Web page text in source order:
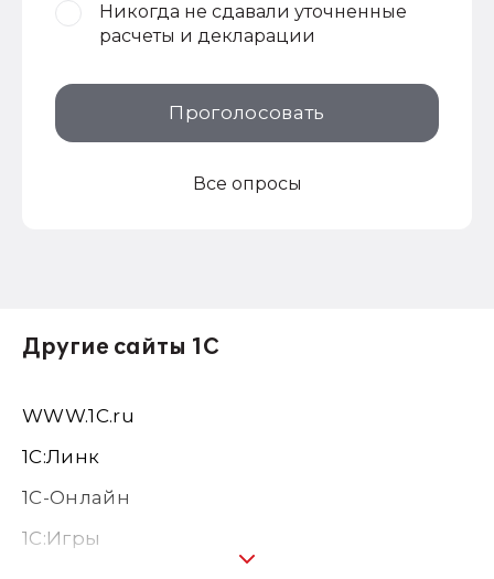
Никогда не сдавали уточненные
расчеты и декларации
Проголосовать
Все опросы
Другие сайты 1С
WWW.1С.ru
1С:Линк
1С-Онлайн
1C:Игры